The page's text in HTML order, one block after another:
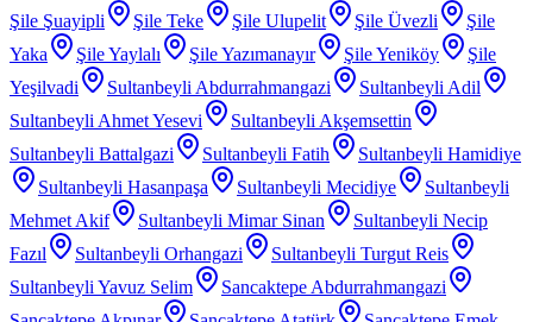
Şile Şuayipli
Şile Teke Şile Ulupelit Şile Üvezli
Şile
Yaka
Şile Yaylalı Şile Yazımanayır Şile Yeniköy
Şile
Yeşilvadi
Sultanbeyli Abdurrahmangazi
Sultanbeyli Adil
Sultanbeyli Ahmet Yesevi
Sultanbeyli Akşemsettin
Sultanbeyli Battalgazi
Sultanbeyli Fatih
Sultanbeyli Hamidiye
Sultanbeyli Hasanpaşa
Sultanbeyli Mecidiye
Sultanbeyli
Mehmet Akif
Sultanbeyli Mimar Sinan
Sultanbeyli Necip
Fazıl
Sultanbeyli Orhangazi
Sultanbeyli Turgut Reis
Sultanbeyli Yavuz Selim
Sancaktepe Abdurrahmangazi